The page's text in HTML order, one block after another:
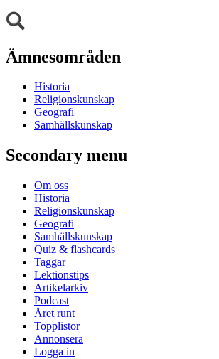
Ämnesområden
Historia
Religionskunskap
Geografi
Samhällskunskap
Secondary menu
Om oss
Historia
Religionskunskap
Geografi
Samhällskunskap
Quiz & flashcards
Taggar
Lektionstips
Artikelarkiv
Podcast
Året runt
Topplistor
Annonsera
Logga in